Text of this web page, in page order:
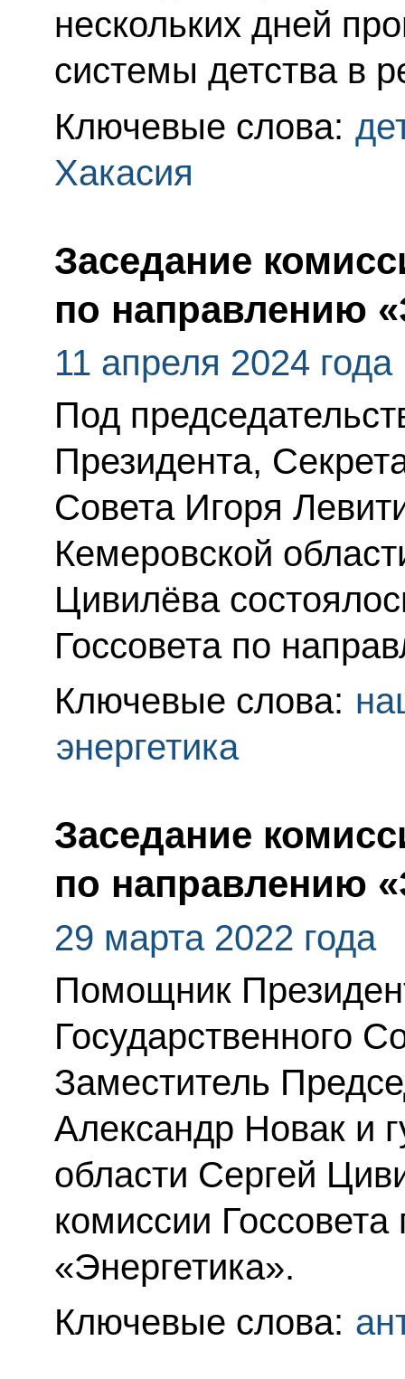
нескольких дней
системы детства в
Ключевые слова:
Хакасия
Заседание
по направлению
11 апреля 2024 года
Под
Президента,
Совета Игоря
Кемеровской
Цивилёва
Госсовета по
Ключевые слова:
энергетика
Заседание
по направлению
29 марта 2022 года
Помощник
Государственного
Заместитель
Александр Новак и
области Сергей
комиссии
«Энергетика».
Ключевые слова: